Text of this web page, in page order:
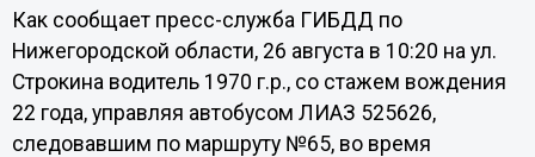
Как сообщает пресс-служба ГИБДД по
Нижегородской области, 26 августа в 10:20 на ул.
Строкина водитель 1970 г.р., со стажем вождения
22 года, управляя автобусом ЛИАЗ 525626,
следовавшим по маршруту №65, во время